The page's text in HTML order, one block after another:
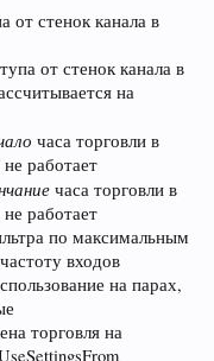
от стенок канала в
от стенок канала в
на
часа торговли в
работает
часа торговли в
работает
по максимальным
входов
на парах,
торговля на